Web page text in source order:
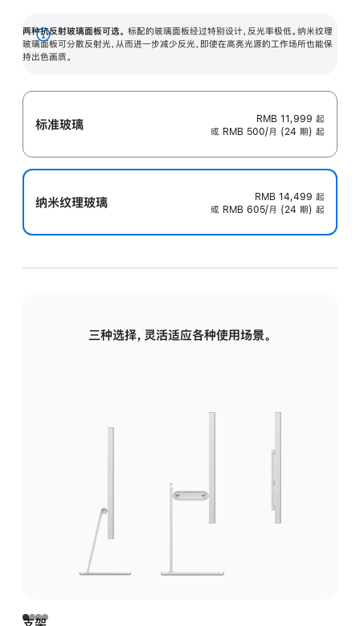
两种抗反射玻璃面板可选。 标配的玻璃面板经过特别设计，反光率极低。纳米纹理
玻璃面板可分散反射光，从而进一步减少反光，即使在高亮光源的工作场所也能保
持出色画质。
展
开
标准玻璃 RMB 11,999 起
或 RMB 500/月 (24 期) 起
纳米纹理玻璃 RMB 14,499 起
或 RMB 605/月 (24 期) 起
三种选择，灵活适应各种使用场景。
支架